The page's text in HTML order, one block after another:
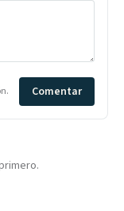
Comentar